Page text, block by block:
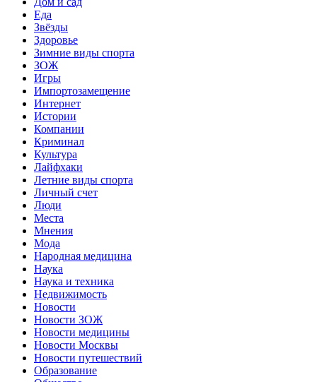
Еда
Звёзды
Здоровье
Зимние виды спорта
ЗОЖ
Игры
Импортозамещение
Интернет
Истории
Компании
Криминал
Культура
Лайфхаки
Летние виды спорта
Личный счет
Люди
Места
Мнения
Мода
Народная медицина
Наука
Наука и техника
Недвижимость
Новости
Новости ЗОЖ
Новости медицины
Новости Москвы
Новости путешествий
Образование